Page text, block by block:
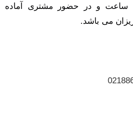
ساعت و در حضور مشتری آماده
می باشد.